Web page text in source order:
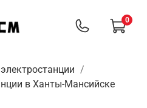
0
в Ханты-Мансийске